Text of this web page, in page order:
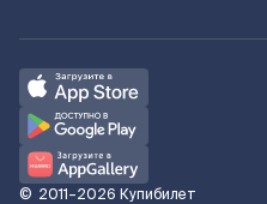
© 2011–2026 Купибилет